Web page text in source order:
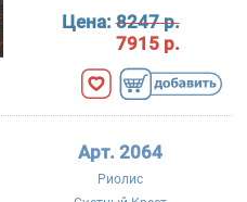
Цена:8247 р.
7915 р.
Арт. 2064
Риолис